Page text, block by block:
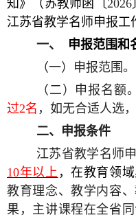
知》（苏教师函〔2026
江苏省教学名师申报工
一、
申报范围和
（一）申报范围。
（二）申报名额
过2名 ，如无合适人选
二、 申报条件
江苏省教学名师
10年以上 ，在教育领
教育理念、教学内容
果，主讲课程在全省